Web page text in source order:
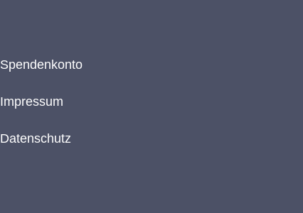
Spendenkonto
Impressum
Datenschutz